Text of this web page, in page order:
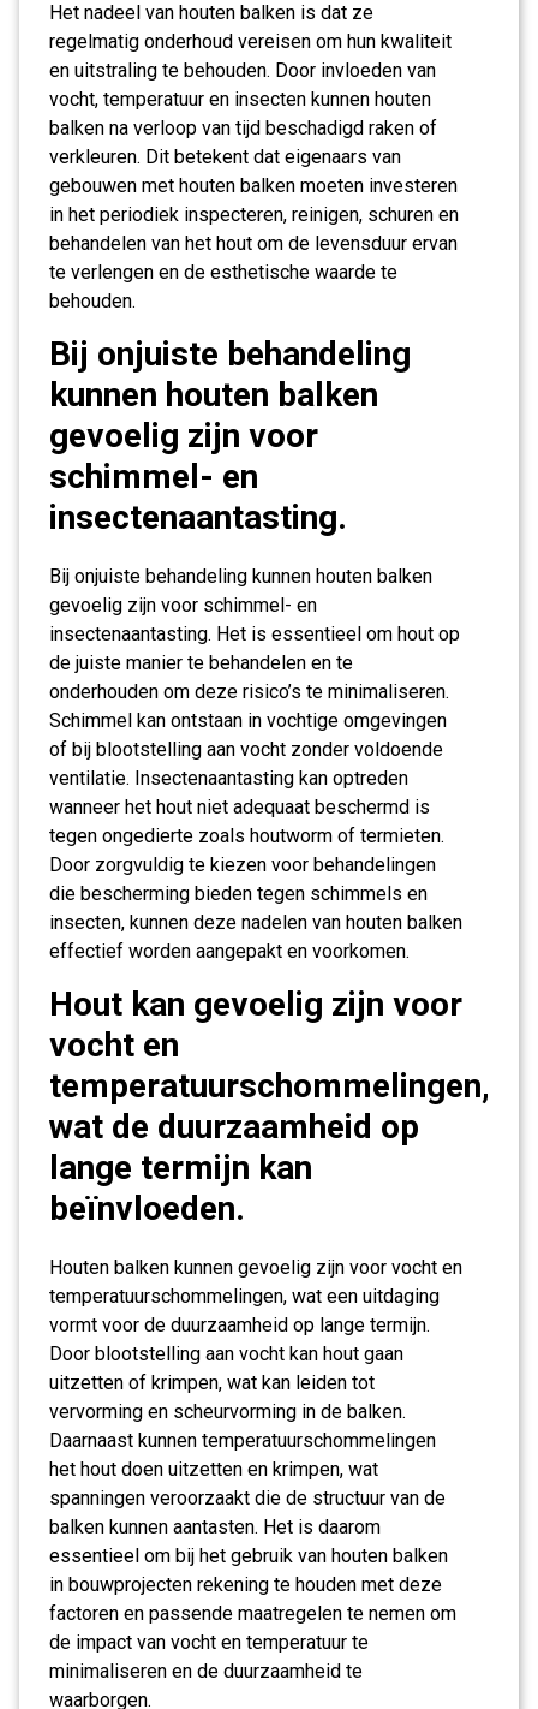
Het nadeel van houten balken is dat ze
regelmatig onderhoud vereisen om hun kwaliteit
en uitstraling te behouden. Door invloeden van
vocht, temperatuur en insecten kunnen houten
balken na verloop van tijd beschadigd raken of
verkleuren. Dit betekent dat eigenaars van
gebouwen met houten balken moeten investeren
in het periodiek inspecteren, reinigen, schuren en
behandelen van het hout om de levensduur ervan
te verlengen en de esthetische waarde te
behouden.
Bij onjuiste behandeling
kunnen houten balken
gevoelig zijn voor
schimmel- en
insectenaantasting.
Bij onjuiste behandeling kunnen houten balken
gevoelig zijn voor schimmel- en
insectenaantasting. Het is essentieel om hout op
de juiste manier te behandelen en te
onderhouden om deze risico’s te minimaliseren.
Schimmel kan ontstaan in vochtige omgevingen
of bij blootstelling aan vocht zonder voldoende
ventilatie. Insectenaantasting kan optreden
wanneer het hout niet adequaat beschermd is
tegen ongedierte zoals houtworm of termieten.
Door zorgvuldig te kiezen voor behandelingen
die bescherming bieden tegen schimmels en
insecten, kunnen deze nadelen van houten balken
effectief worden aangepakt en voorkomen.
Hout kan gevoelig zijn voor
vocht en
temperatuurschommelingen,
wat de duurzaamheid op
lange termijn kan
beïnvloeden.
Houten balken kunnen gevoelig zijn voor vocht en
temperatuurschommelingen, wat een uitdaging
vormt voor de duurzaamheid op lange termijn.
Door blootstelling aan vocht kan hout gaan
uitzetten of krimpen, wat kan leiden tot
vervorming en scheurvorming in de balken.
Daarnaast kunnen temperatuurschommelingen
het hout doen uitzetten en krimpen, wat
spanningen veroorzaakt die de structuur van de
balken kunnen aantasten. Het is daarom
essentieel om bij het gebruik van houten balken
in bouwprojecten rekening te houden met deze
factoren en passende maatregelen te nemen om
de impact van vocht en temperatuur te
minimaliseren en de duurzaamheid te
waarborgen.